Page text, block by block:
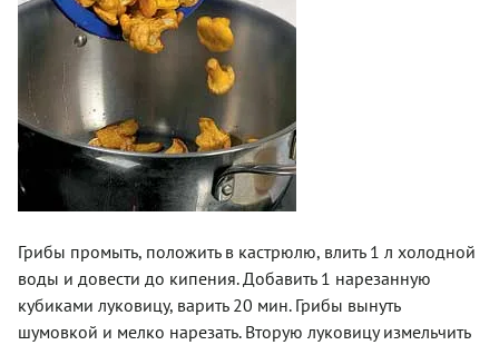
Грибы промыть, положить в кастрюлю, влить 1 л холодной
воды и довести до кипения. Добавить 1 нарезанную
кубиками луковицу, варить 20 мин. Грибы вынуть
шумовкой и мелко нарезать. Вторую луковицу измельчить